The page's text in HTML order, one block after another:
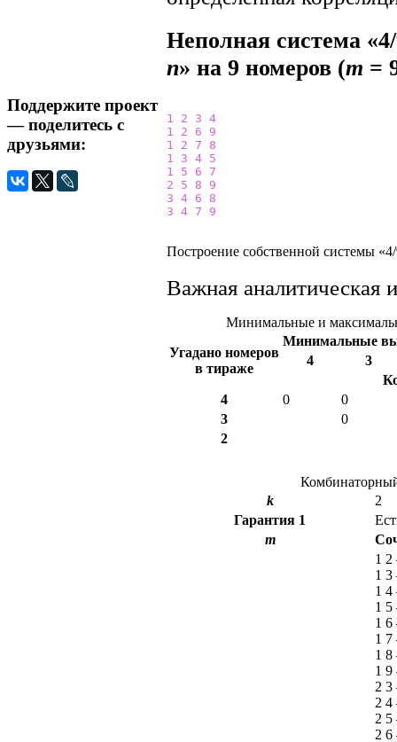
Поддержите проект
— поделитесь с
друзьями:
Неполная система
n» на 9 номеров (m =
1 2 3 4
1
2 6
9
1
2 7
8
1
3 4 5
1
5 6
7
2
5 8
9
3 4 6
8
3 4 7 9
Построение собственной системы
Важная аналитическая
Минимальные и
Угадано номеров
в тираже
Минимальные
4
3
4
0
0
3
0
2
k
2
Гарантия 1
m
1 2
1 3
1 4
1 5
1 6
1 7
1 8
1 9
2 3
2 4
2 5
2 6